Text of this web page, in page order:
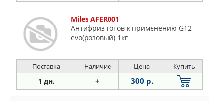
Miles AFER001
Антифриз готов к применению G12
evo(розовый) 1кг
Поставка Наличие Цена Купить
1 дн. + 300 р.